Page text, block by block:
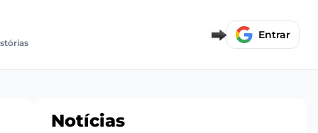
Entrar
Notícias